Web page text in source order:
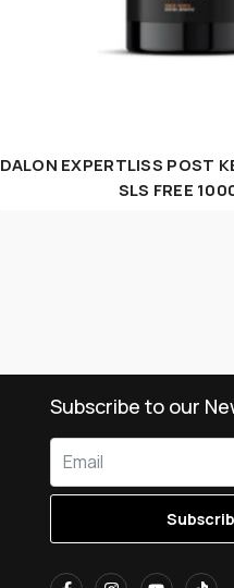
DALON EXPERTLISS POST
SLS FREE
Subscribe to our